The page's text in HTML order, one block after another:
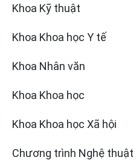
Khoa Kỹ thuật
Khoa Khoa học Y tế
Khoa Nhân văn
Khoa Khoa học
Khoa Khoa học Xã hội
Chương trình Nghệ thuật